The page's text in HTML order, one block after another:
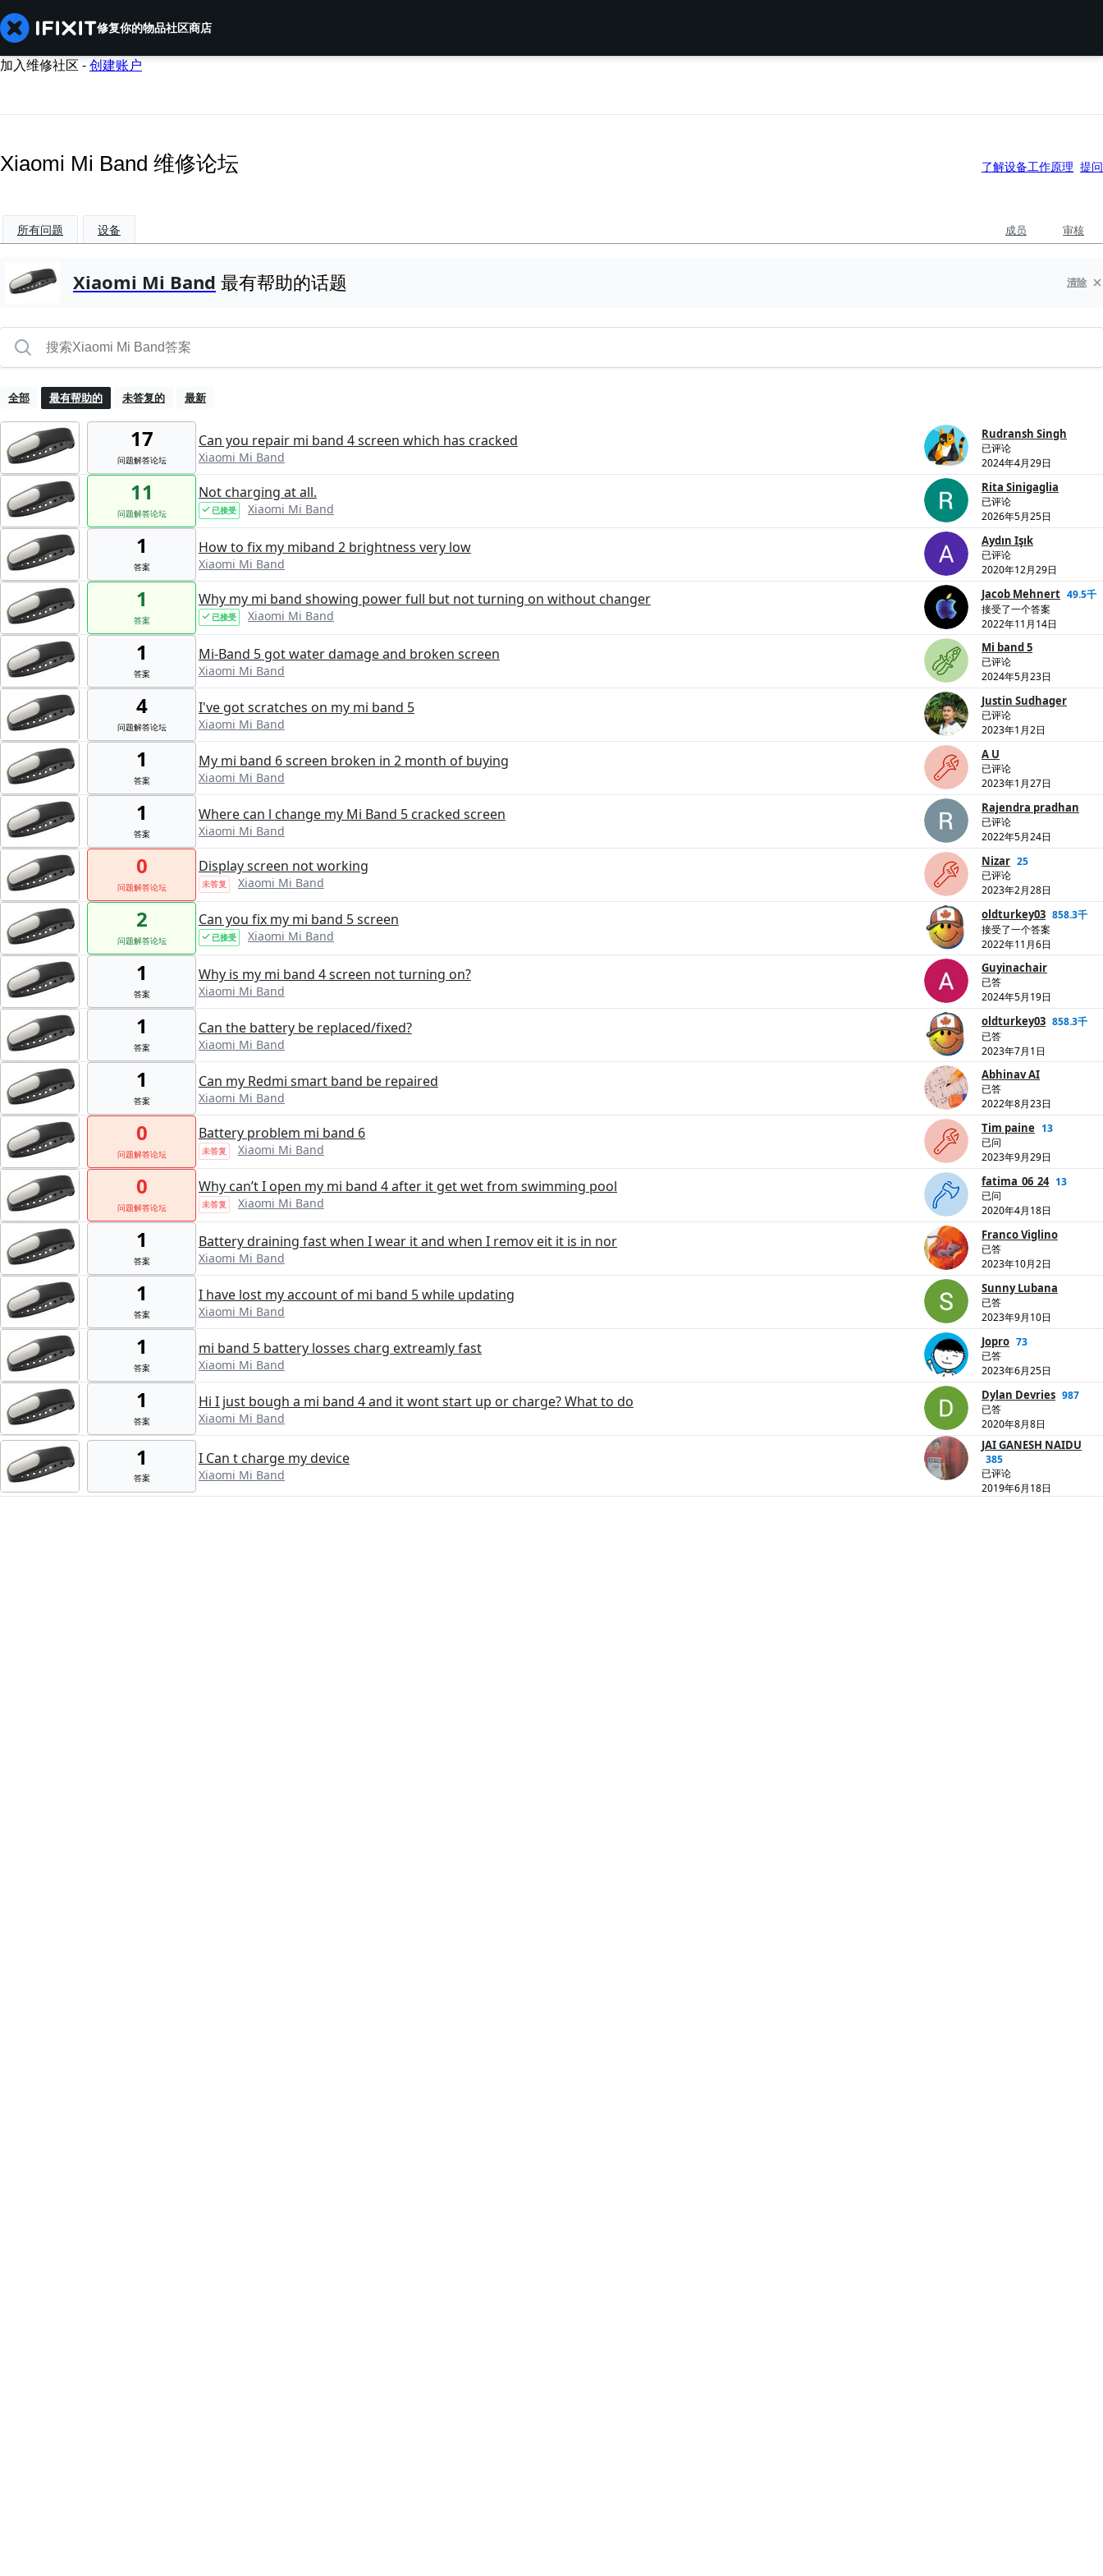
修复你的物品社区商店
加入维修社区 -创建账户
Xiaomi Mi Band 维修论坛 了解设备工作原理 提问
所有问题 设备 成员 审核
Xiaomi Mi Band 最有帮助的话题 清除
全部 最有帮助的 未答复的 最新
17
问题解答论坛
Can you repair mi band 4 screen which has cracked
Xiaomi Mi Band
Rudransh Singh
已评论
2024年4月29日
11
问题解答论坛
Not charging at all.
已接受 Xiaomi Mi Band
Rita Sinigaglia
已评论
2026年5月25日
1
答案
How to fix my miband 2 brightness very low
Xiaomi Mi Band
Aydın Işık
已评论
2020年12月29日
1
答案
Why my mi band showing power full but not turning on without changer
已接受 Xiaomi Mi Band
Jacob Mehnert 49.5千
接受了一个答案
2022年11月14日
1
答案
Mi-Band 5 got water damage and broken screen
Xiaomi Mi Band
Mi band 5
已评论
2024年5月23日
4
问题解答论坛
I've got scratches on my mi band 5
Xiaomi Mi Band
Justin Sudhager
已评论
2023年1月2日
1
答案
My mi band 6 screen broken in 2 month of buying
Xiaomi Mi Band
A U
已评论
2023年1月27日
1
答案
Where can l change my Mi Band 5 cracked screen
Xiaomi Mi Band
Rajendra pradhan
已评论
2022年5月24日
0
问题解答论坛
Display screen not working
未答复 Xiaomi Mi Band
Nizar 25
已评论
2023年2月28日
2
问题解答论坛
Can you fix my mi band 5 screen
已接受 Xiaomi Mi Band
oldturkey03 858.3千
接受了一个答案
2022年11月6日
1
答案
Why is my mi band 4 screen not turning on?
Xiaomi Mi Band
Guyinachair
已答
2024年5月19日
1
答案
Can the battery be replaced/fixed?
Xiaomi Mi Band
oldturkey03 858.3千
已答
2023年7月1日
1
答案
Can my Redmi smart band be repaired
Xiaomi Mi Band
Abhinav AI
已答
2022年8月23日
0
问题解答论坛
Battery problem mi band 6
未答复 Xiaomi Mi Band
Tim paine 13
已问
2023年9月29日
0
问题解答论坛
Why can’t I open my mi band 4 after it get wet from swimming pool
未答复 Xiaomi Mi Band
fatima_06_24 13
已问
2020年4月18日
1
答案
Battery draining fast when I wear it and when I remov eit it is in nor
Xiaomi Mi Band
Franco Viglino
已答
2023年10月2日
1
答案
I have lost my account of mi band 5 while updating
Xiaomi Mi Band
Sunny Lubana
已答
2023年9月10日
1
答案
mi band 5 battery losses charg extreamly fast
Xiaomi Mi Band
Jopro 73
已答
2023年6月25日
1
答案
Hi I just bough a mi band 4 and it wont start up or charge? What to do
Xiaomi Mi Band
Dylan Devries 987
已答
2020年8月8日
1
答案
I Can t charge my device
Xiaomi Mi Band
JAI GANESH NAIDU
385
已评论
2019年6月18日